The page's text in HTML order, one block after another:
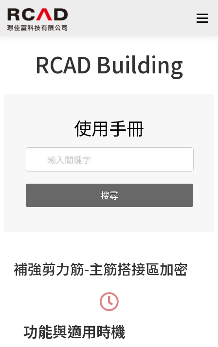
選單
算量服務
RCAD Building
使用手冊
搜尋
補強剪力筋-主筋搭接區加密
功能與適用時機